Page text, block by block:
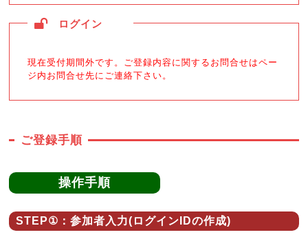
ログイン
現在受付期間外です。ご登録内容に関するお問合せはペー
ジ内お問合せ先にご連絡下さい。
ご登録手順
操作手順
STEP①：参加者入力(ログインIDの作成)